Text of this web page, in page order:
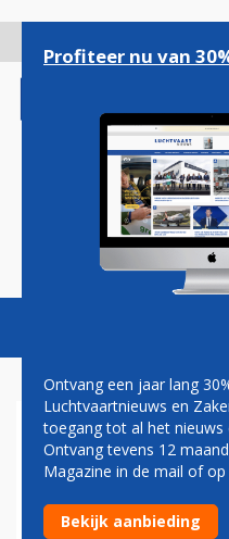
gaan
Magazine
ERIC VAN
3 april 2012
Profiteer nu van
Ontvang een jaar lang
Luchtvaartnieuws en
toegang tot al het nieuws
Ontvang tevens 12
Magazine in de mail of
Bekijk aanbieding